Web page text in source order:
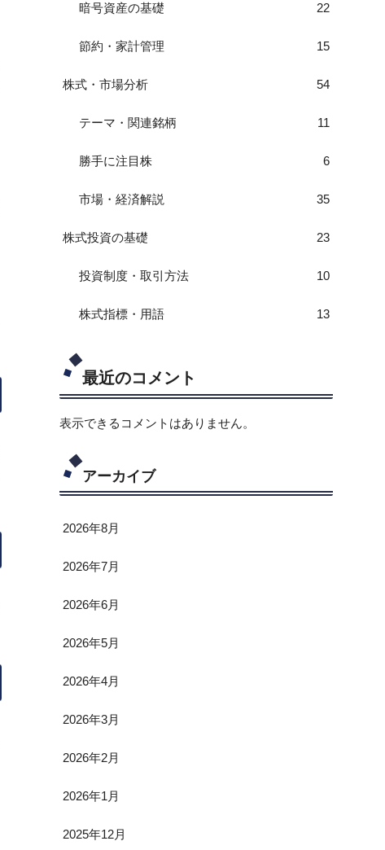
暗号資産の基礎 22
節約・家計管理 15
株式・市場分析 54
テーマ・関連銘柄 11
勝手に注目株 6
市場・経済解説 35
株式投資の基礎 23
投資制度・取引方法 10
株式指標・用語 13
最近のコメント
表示できるコメントはありません。
アーカイブ
2026年8月
2026年7月
2026年6月
2026年5月
2026年4月
2026年3月
2026年2月
2026年1月
2025年12月